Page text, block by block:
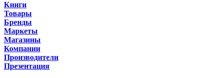
Книги
Товары
Бренды
Маркеты
Магазины
Компании
Производители
Презентация